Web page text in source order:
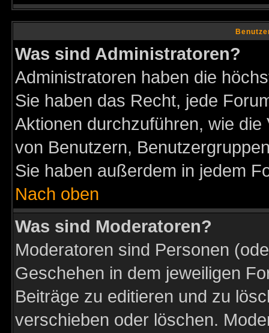
Was sind Administratoren?
Administratoren haben die
Sie haben das Recht, jede
Aktionen durchzuführen, wie
von Benutzern,
Sie haben außerdem in jedem
Nach oben
Was sind Moderatoren?
Moderatoren sind Personen
Geschehen in dem jeweiligen
Beiträge zu editieren und zu
verschieben oder löschen.